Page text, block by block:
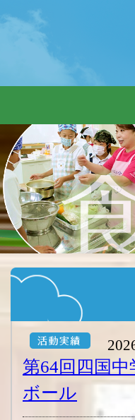
第64回四国
ボール